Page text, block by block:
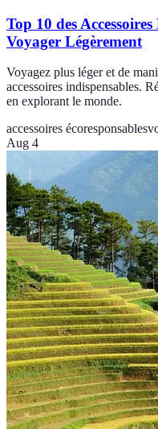
Top 10 des
Voyager Légèrement
Voyagez plus léger et de
accessoires indispensables.
en explorant le monde.
accessoires écoresponsables
Aug 4